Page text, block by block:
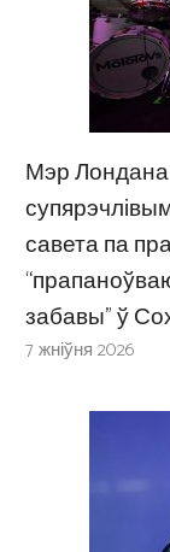
Мэр Лондана
савета па
забавы” ў
7 жніўня 2026